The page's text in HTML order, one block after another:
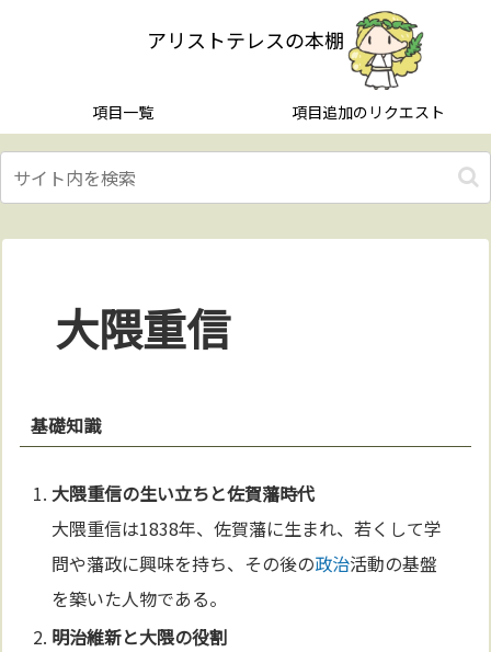
アリストテレスの本棚
項目一覧 項目追加のリクエスト
大隈重信
基礎知識
大隈重信の生い立ちと佐賀藩時代
大隈重信は1838年、佐賀藩に生まれ、若くして学
問や藩政に興味を持ち、その後の政治活動の基盤
を築いた人物である。
明治維新と大隈の役割